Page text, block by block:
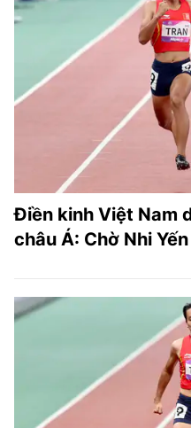
Điền kinh Việt Nam
châu Á: Chờ Nhi